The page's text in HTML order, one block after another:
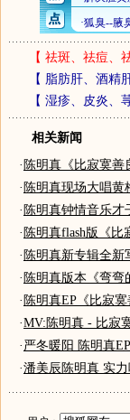
【 祛斑、祛痘、
【 脂肪肝、酒精
【 湿疹、皮炎、
相关新闻
· 陈明真《比寂寞
· 陈明真现场大唱
· 陈明真钟情音乐
· 陈明真flash版《
· 陈明真新专辑全
· 陈明真版本《弯
· 陈明真EP《比寂
·MV:陈明真 - 比寂
·严冬暖阳 陈明真
·潘美辰陈明真 实